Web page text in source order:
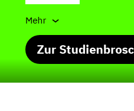
Mehr
Zur